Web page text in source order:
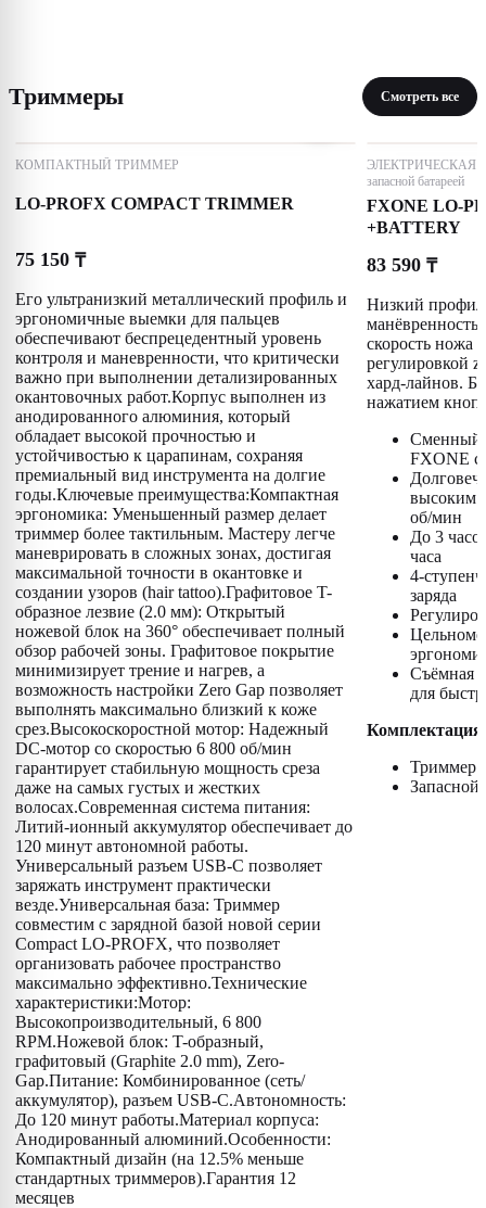
Триммеры Смотреть все
КОМПАКТНЫЙ ТРИММЕР
LO-PROFX COMPACT TRIMMER
75 150 ₸
Его ультранизкий металлический профиль и
эргономичные выемки для пальцев
обеспечивают беспрецедентный уровень
контроля и маневренности, что критически
важно при выполнении детализированных
окантовочных работ.Корпус выполнен из
анодированного алюминия, который
обладает высокой прочностью и
устойчивостью к царапинам, сохраняя
премиальный вид инструмента на долгие
годы.Ключевые преимущества:Компактная
эргономика: Уменьшенный размер делает
триммер более тактильным. Мастеру легче
маневрировать в сложных зонах, достигая
максимальной точности в окантовке и
создании узоров (hair tattoo).Графитовое T-
образное лезвие (2.0 мм): Открытый
ножевой блок на 360° обеспечивает полный
обзор рабочей зоны. Графитовое покрытие
минимизирует трение и нагрев, а
возможность настройки Zero Gap позволяет
выполнять максимально близкий к коже
срез.Высокоскоростной мотор: Надежный
DC-мотор со скоростью 6 800 об/мин
гарантирует стабильную мощность среза
даже на самых густых и жестких
волосах.Современная система питания:
Литий-ионный аккумулятор обеспечивает до
120 минут автономной работы.
Универсальный разъем USB-C позволяет
заряжать инструмент практически
везде.Универсальная база: Триммер
совместим с зарядной базой новой серии
Compact LO-PROFX, что позволяет
организовать рабочее пространство
максимально эффективно.Технические
характеристики:Мотор:
Высокопроизводительный, 6 800
RPM.Ножевой блок: T-образный,
графитовый (Graphite 2.0 mm), Zero-
Gap.Питание: Комбинированное (сеть/
аккумулятор), разъем USB-C.Автономность:
До 120 минут работы.Материал корпуса:
Анодированный алюминий.Особенности:
Компактный дизайн (на 12.5% меньше
стандартных триммеров).Гарантия 12
месяцев
ЭЛЕКТРИЧЕСКАЯ
запасной батареей
FXONE LO-
+BATTERY
83 590 ₸
Низкий
скорость ножа
регулировкой
хард-лайнов.
нажатием
Сменный
FXONE с
высоким
об/мин
До 3
часа
4-
заряда
Съёмная
для
Триммер
Запасной